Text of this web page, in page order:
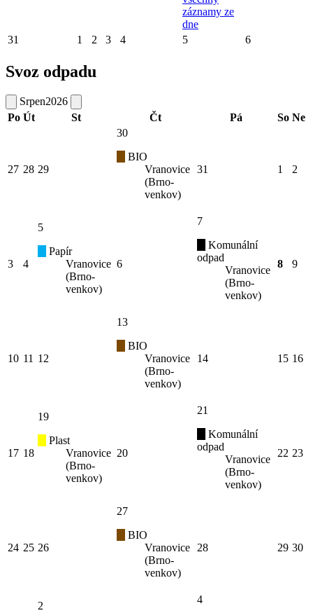
záznamy ze
dne
31 1 2 3 4 5 6
Svoz odpadu
Srpen2026
Po Út St Čt Pá So Ne
27 28 29
30
BIO
Vranovice
(Brno-
venkov)
31 1 2
3 4
5
Papír
Vranovice
(Brno-
venkov)
6
7
Komunální
odpad
Vranovice
(Brno-
venkov)
8 9
10 11 12
13
BIO
Vranovice
(Brno-
venkov)
14 15 16
17 18
19
Plast
Vranovice
(Brno-
venkov)
20
21
Komunální
odpad
Vranovice
(Brno-
venkov)
22 23
24 25 26
27
BIO
Vranovice
(Brno-
venkov)
28 29 30
2
4